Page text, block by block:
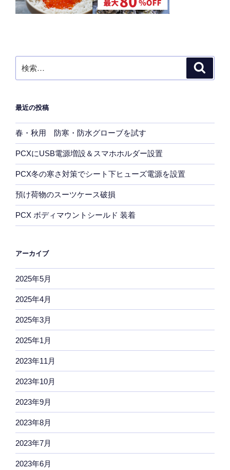
索:
最近の投稿
春・秋用 防寒・防水グローブを試す
PCXにUSB電源増設＆スマホホルダー設置
PCX冬の寒さ対策でシート下ヒューズ電源を設置
預け荷物のスーツケース破損
PCX ボディマウントシールド 装着
アーカイブ
2025年5月
2025年4月
2025年3月
2025年1月
2023年11月
2023年10月
2023年9月
2023年8月
2023年7月
2023年6月